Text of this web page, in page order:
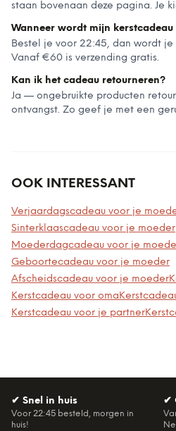
staan bovenaan deze pagina. Je
Wanneer wordt mijn kerstcadeau
Bestel je voor 22:45, dan wordt
Vanaf €60 is verzending gratis.
Kan ik het cadeau retourneren?
Ja — ongebruikte producten
ontvangst. Zo geef je met een
OOK INTERESSANT
Verjaardagscadeau voor je
Sinterklaascadeau voor je moeder
Moederdagcadeau voor je
Geboortecadeau voor je moeder
Afscheidscadeau voor je moeder
Kerstcadeau voor oma
Kerstcadeau voor je partner
✔ Snel in huis
Voor 22:45 besteld, morgen in
huis!
✔